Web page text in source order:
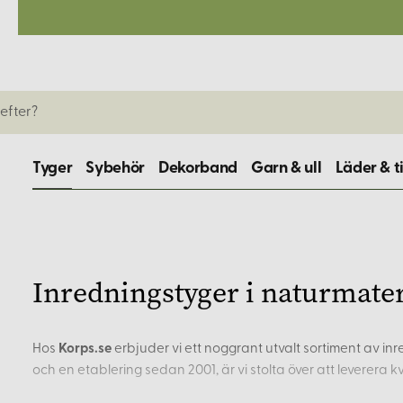
Tyger Sybehör Dekorband Garn & ull Läder &
Inredningstyger i
Hos Korps.se erbjuder vi ett noggrant utvalt sortiment av
och en etablering sedan 2001, är vi stolta över att leverera